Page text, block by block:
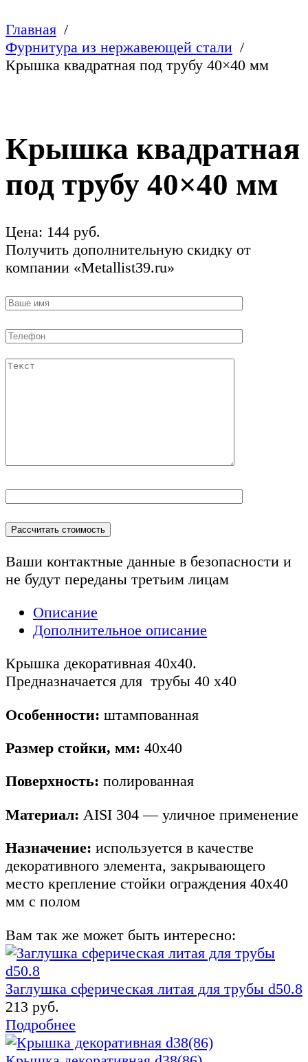
Главная
Фурнитура из нержавеющей стали
Крышка квадратная под трубу 40×40 мм
Крышка квадратная
под трубу 40×40 мм
Цена: 144 руб.
Получить дополнительную скидку от
компании «Metallist39.ru»
Ваши контактные данные в безопасности и
не будут переданы третьим лицам
Описание
Дополнительное описание
Крышка декоративная 40х40.
Предназначается для трубы 40 х40
Особенности: штампованная
Размер стойки, мм: 40х40
Поверхность: полированная
Материал: AISI 304 — уличное применение
Назначение: используется в качестве
декоративного элемента, закрывающего
место крепление стойки ограждения 40х40
мм с полом
Вам так же может быть интересно:
Заглушка сферическая литая для трубы d50.8
213 руб.
Подробнее